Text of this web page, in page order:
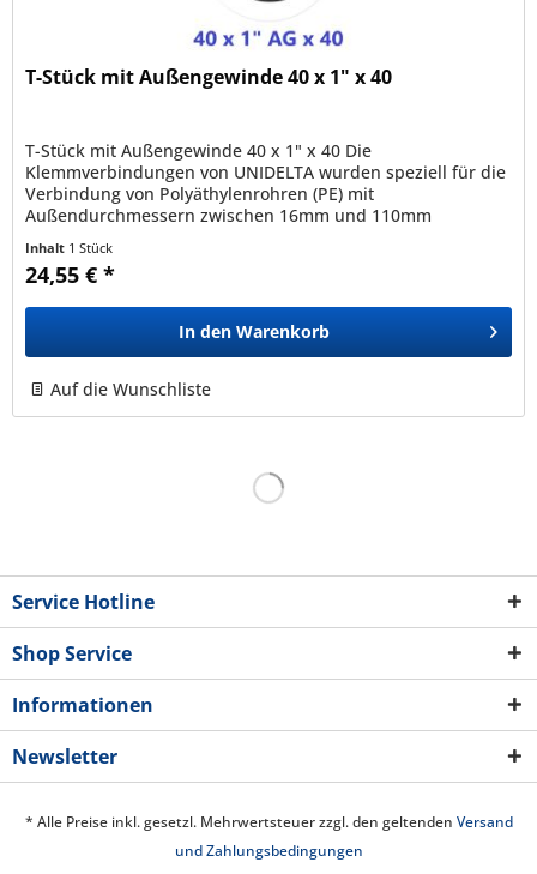
T-Stück mit Außengewinde 40 x 1" x 40
T-Stück mit Außengewinde 40 x 1" x 40 Die
Klemmverbindungen von UNIDELTA wurden speziell für die
Verbindung von Polyäthylenrohren (PE) mit
Außendurchmessern zwischen 16mm und 110mm
Inhalt 1 Stück
24,55 € *
In den Warenkorb
Auf die Wunschliste
Service Hotline
Shop Service
Informationen
Newsletter
* Alle Preise inkl. gesetzl. Mehrwertsteuer zzgl. den geltenden Versand
und Zahlungsbedingungen